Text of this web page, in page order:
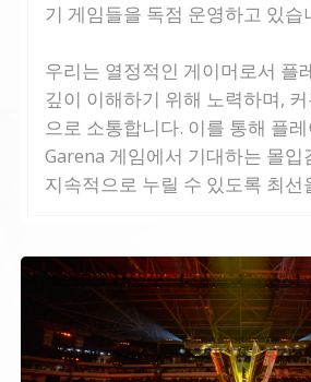
기 게임들을 독점 운영하고 있습
우리는 열정적인 게이머로서 플
깊이 이해하기 위해 노력하며,
으로 소통합니다. 이를 통해 플
Garena 게임에서 기대하는 몰입
지속적으로 누릴 수 있도록 최선